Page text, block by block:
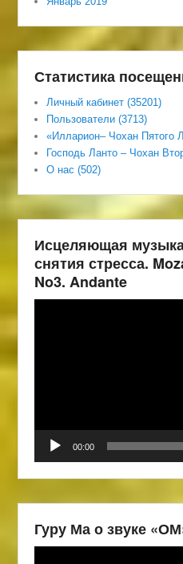
Статистика
Личный кабинет (35201)
Пользователи (3713)
«Илларион– Чохан Пятого
Господь Ланто – Чохан
О нас (502)
Исцеляющая
снятия стресса.
No3. Andante
00:00
Гуру Ма о звуке